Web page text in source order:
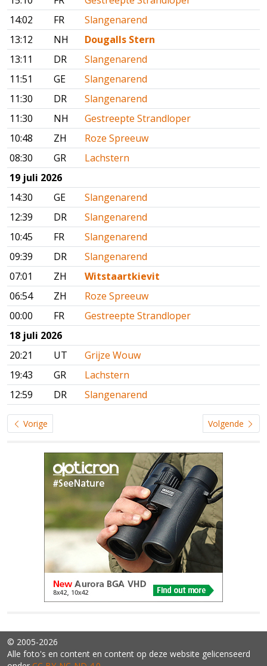
14:02
FR
Slangenarend
13:12
NH
Dougalls Stern
13:11
DR
Slangenarend
11:51
GE
Slangenarend
11:30
DR
Slangenarend
11:30
NH
Gestreepte Strandloper
10:48
ZH
Roze Spreeuw
08:30
GR
Lachstern
19 juli 2026
14:30
GE
Slangenarend
12:39
DR
Slangenarend
10:45
FR
Slangenarend
09:39
DR
Slangenarend
07:01
ZH
Witstaartkievit
06:54
ZH
Roze Spreeuw
00:00
FR
Gestreepte Strandloper
18 juli 2026
20:21
UT
Grijze Wouw
19:43
GR
Lachstern
12:59
DR Slangenarend
Vorige Volgende
© 2005-2026
Alle foto's en content en content op deze website gelicenseerd